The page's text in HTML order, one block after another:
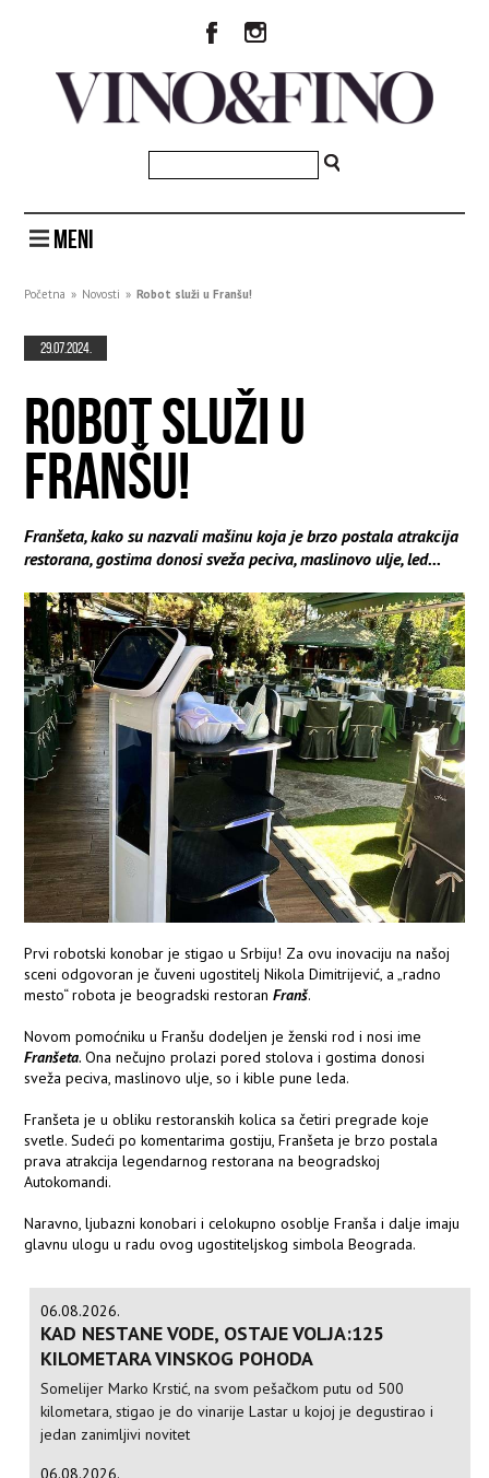
MENI
Početna » Novosti » Robot služi u Franšu!
29.07.2024.
ROBOT SLUŽI U
FRANŠU!
Franšeta, kako su nazvali mašinu koja je brzo postala atrakcija
restorana, gostima donosi sveža peciva, maslinovo ulje, led...
Prvi robotski konobar je stigao u Srbiju! Za ovu inovaciju na našoj
sceni odgovoran je čuveni ugostitelj Nikola Dimitrijević, a „radno
mesto“ robota je beogradski restoranFranš.
Novom pomoćniku u Franšu dodeljen je ženski rod i nosi ime
Franšeta.Ona nečujno prolazi pored stolova i gostima donosi
sveža peciva, maslinovo ulje, so i kible pune leda.
Franšeta je u obliku restoranskih kolica sa četiri pregrade koje
svetle. Sudeći po komentarima gostiju, Franšeta je brzo postala
prava atrakcija legendarnog restorana na beogradskoj
Autokomandi.
Naravno, ljubazni konobari i celokupno osoblje Franša i dalje imaju
glavnu ulogu u radu ovog ugostiteljskog simbola Beograda.
06.08.2026.
KAD NESTANE VODE, OSTAJE VOLJA:125
KILOMETARA VINSKOG POHODA
Somelijer Marko Krstić, na svom pešačkom putu od 500
kilometara, stigao je do vinarije Lastar u kojoj je degustirao i
jedan zanimljivi novitet
06.08.2026.